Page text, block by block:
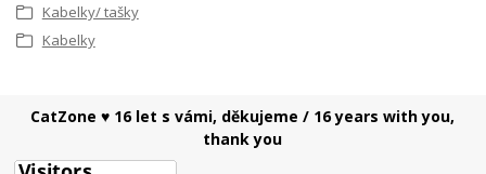
Kabelky/ tašky
Kabelky
CatZone ♥ 16 let s vámi, děkujeme / 16 years with you,
thank you